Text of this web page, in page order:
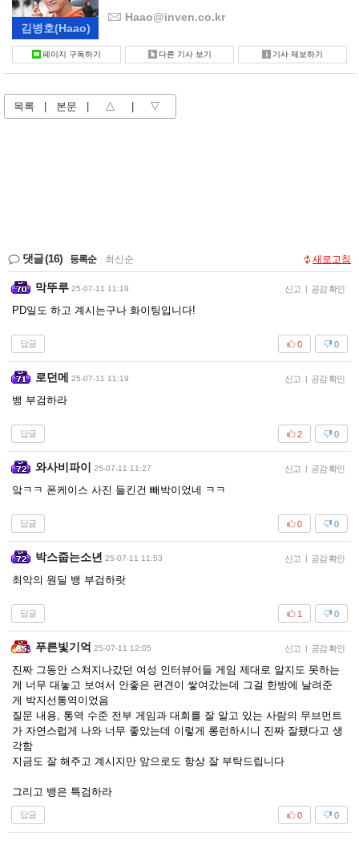
김병호(Haao)
Haao@inven.co.kr
페이지 구독하기 다른 기사 보기 기사 제보하기
목록 본문 △ ▽
댓글(16) 등록순 최신순 새로고침
막뚜루 25-07-11 11:19 신고 | 공감 확인
PD일도 하고 계시는구나 화이팅입니다!
답글 0
0
로던메 25-07-11 11:19 신고 | 공감 확인
뱅 부검하라
답글 0
2
와사비파이 25-07-11 11:27 신고 | 공감 확인
앜ㅋㅋ 폰케이스 사진 들킨건 빼박이었네 ㅋㅋ
답글 0
0
박스줍는소년 25-07-11 11:53 신고 | 공감 확인
최악의 원딜 뱅 부검하랏
답글 0
1
푸른빛기억 25-07-11 12:05 신고 | 공감 확인
진짜 그동안 스쳐지나갔던 여성 인터뷰어들 게임 제대로 알지도 못하는
게 너무 대놓고 보여서 안좋은 편견이 쌓여갔는데 그걸 한방에 날려준
게 박지선통역이었음
질문 내용, 통역 수준 전부 게임과 대회를 잘 알고 있는 사람의 무브먼트
가 자연스럽게 나와 너무 좋았는데 이렇게 롱런하시니 진짜 잘됐다고 생
각함
지금도 잘 해주고 계시지만 앞으로도 항상 잘 부탁드립니다
그리고 뱅은 특검하라
답글 0
0